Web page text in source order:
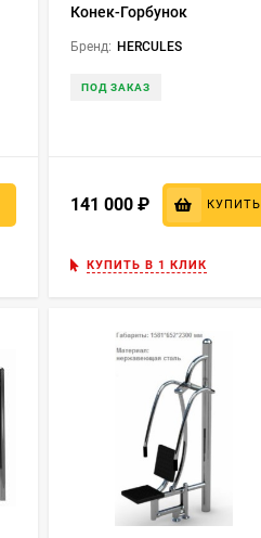
Конек-Горбунок
Бренд: HERCULES
ПОД ЗАКАЗ
141 000 КУПИТЬ
КУПИТЬ В 1 КЛИК